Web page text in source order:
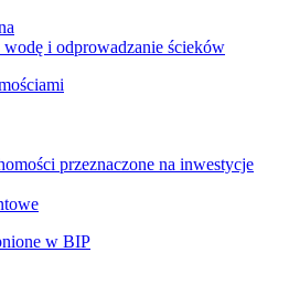
wodę i odprowadzanie ścieków
przeznaczone na inwestycje
w BIP